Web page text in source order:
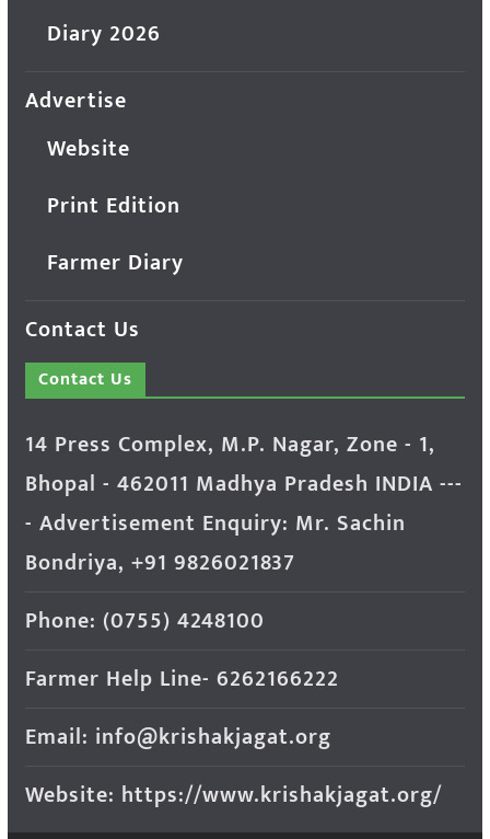
Diary 2026
Advertise
Website
Print Edition
Farmer Diary
Contact Us
Contact Us
14 Press Complex, M.P. Nagar, Zone - 1,
Bhopal - 462011 Madhya Pradesh INDIA ---
- Advertisement Enquiry: Mr. Sachin
Bondriya, +91 9826021837
Phone: (0755) 4248100
Farmer Help Line- 6262166222
Email: info@krishakjagat.org
Website: https://www.krishakjagat.org/